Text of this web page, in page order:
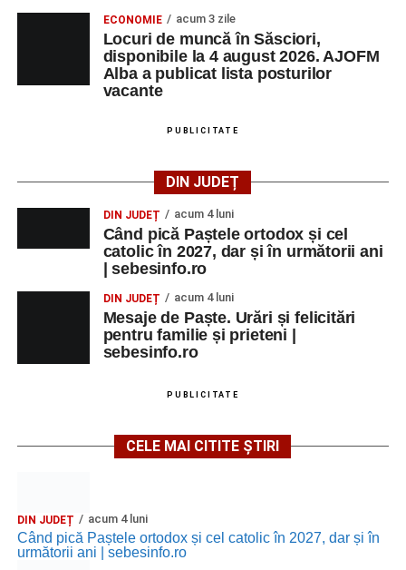
ECONOMIE acum 3 zile
Locuri de muncă în Săsciori,
disponibile la 4 august 2026. AJOFM
Alba a publicat lista posturilor
vacante
PUBLICITATE
DIN JUDEȚ
DIN JUDEȚ acum 4 luni
Când pică Paștele ortodox și cel
catolic în 2027, dar și în următorii ani
| sebesinfo.ro
DIN JUDEȚ acum 4 luni
Mesaje de Paște. Urări și felicitări
pentru familie și prieteni |
sebesinfo.ro
PUBLICITATE
CELE MAI CITITE ȘTIRI
DIN JUDEȚ acum 4 luni
Când pică Paștele ortodox și cel catolic în 2027, dar și în
următorii ani | sebesinfo.ro